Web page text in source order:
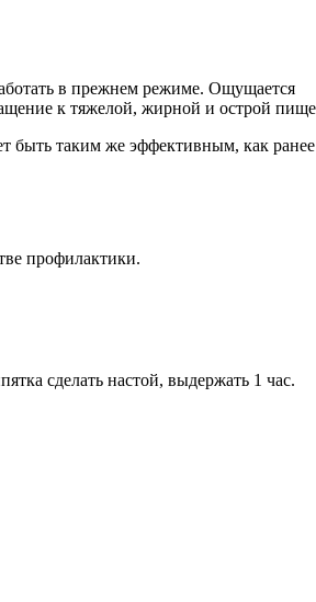
в прежнем режиме. Ощущается
к тяжелой, жирной и острой
быть таким же эффективным, как
профилактики.
сделать настой, выдержать 1 час.